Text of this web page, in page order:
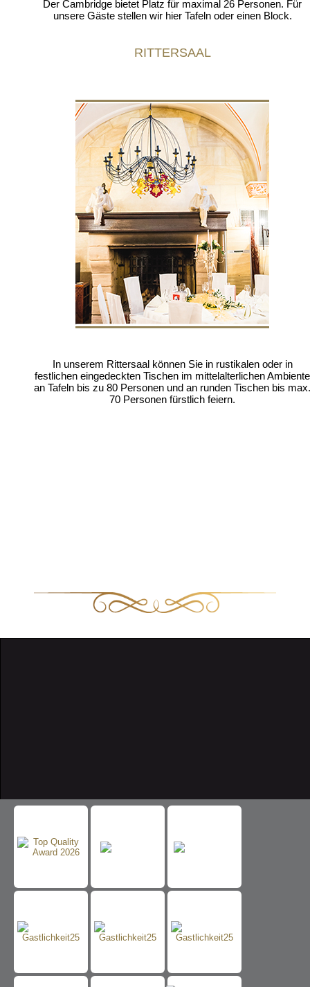
Der Cambridge bietet Platz für maximal 26 Personen. Für
unsere Gäste stellen wir hier Tafeln oder einen Block.
RITTERSAAL
In unserem Rittersaal können Sie in rustikalen oder in
festlichen eingedeckten Tischen im mittelalterlichen Ambiente
an Tafeln bis zu 80 Personen und an runden Tischen bis max.
70 Personen fürstlich feiern.